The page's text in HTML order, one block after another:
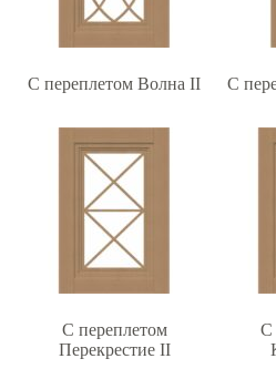
С переплетом Волна II С
С переплетом
Перекрестие II
С